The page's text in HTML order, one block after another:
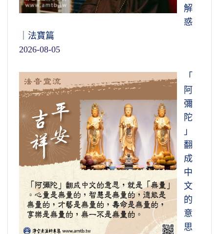
解
惑
｜法寶篇
2026-08-05
「
阿
彌
陀
」
翻
成
中
文
的
意
思